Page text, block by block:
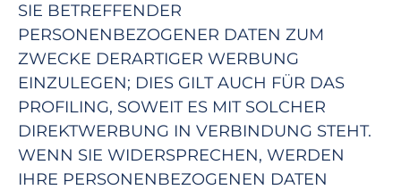
SIE BETREFFENDER
PERSONENBEZOGENER DATEN ZUM
ZWECKE DERARTIGER WERBUNG
EINZULEGEN; DIES GILT AUCH FÜR DAS
PROFILING, SOWEIT ES MIT SOLCHER
DIREKTWERBUNG IN VERBINDUNG STEHT.
WENN SIE WIDERSPRECHEN, WERDEN
IHRE PERSONENBEZOGENEN DATEN